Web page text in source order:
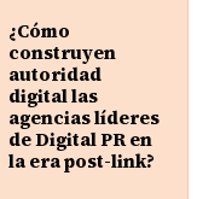
¿Cómo
construyen
autoridad
digital las
agencias líderes
de Digital PR en
la era post-link?